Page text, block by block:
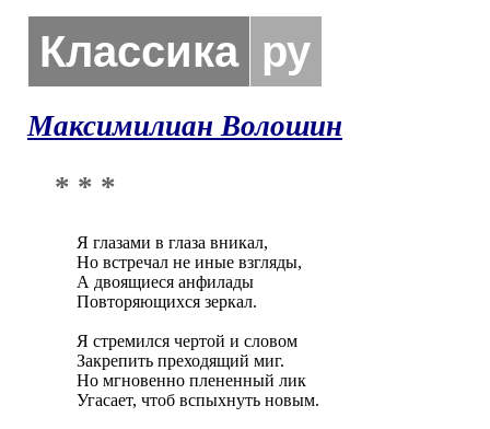
Классика ру
Максимилиан Волошин
* * *
Я глазами в глаза вникал,
Но встречал не иные взгляды,
А двоящиеся анфилады
Повторяющихся зеркал.
Я стремился чертой и словом
Закрепить преходящий миг.
Но мгновенно плененный лик
Угасает, чтоб вспыхнуть новым.